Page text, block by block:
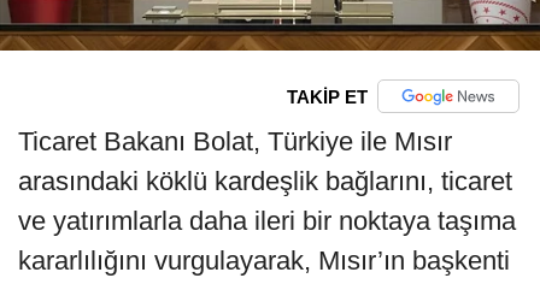
TAKİP ET
Ticaret Bakanı Bolat, Türkiye ile Mısır
arasındaki köklü kardeşlik bağlarını, ticaret
ve yatırımlarla daha ileri bir noktaya taşıma
kararlılığını vurgulayarak, Mısır’ın başkenti